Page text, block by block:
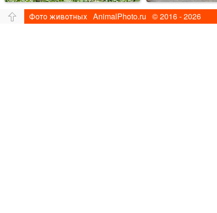
Фото животных AnimalPhoto.ru © 2016 - 2026